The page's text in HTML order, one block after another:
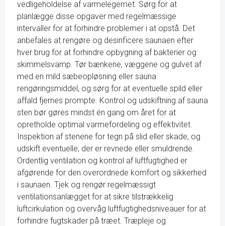
vedligeholdelse af varmelegemet. Sørg for at
planlægge disse opgaver med regelmæssige
intervaller for at forhindre problemer i at opstå. Det
anbefales at rengøre og desinficere saunaen efter
hver brug for at forhindre opbygning af bakterier og
skimmelsvamp. Tør bænkene, væggene og gulvet af
med en mild sæbeopløsning eller sauna
rengøringsmiddel, og sørg for at eventuelle spild eller
affald fjernes prompte. Kontrol og udskiftning af sauna
sten bør gøres mindst én gang om året for at
opretholde optimal varmefordeling og effektivitet.
Inspektion af stenene for tegn på slid eller skade, og
udskift eventuelle, der er revnede eller smuldrende.
Ordentlig ventilation og kontrol af luftfugtighed er
afgørende for den overordnede komfort og sikkerhed
i saunaen. Tjek og rengør regelmæssigt
ventilationsanlægget for at sikre tilstrækkelig
luftcirkulation og overvåg luftfugtighedsniveauer for at
forhindre fugtskader på træet. Træpleje og